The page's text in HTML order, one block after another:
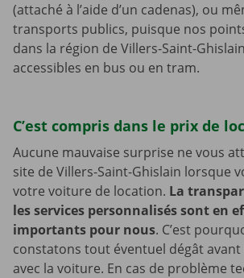
(attaché à l’aide d’un cadenas), ou
transports publics, puisque nos
dans la région de Villers-Saint-
accessibles en bus ou en tram.
C’est compris dans le prix de
Aucune mauvaise surprise ne vous
site de Villers-Saint-Ghislain lorsque
votre voiture de location. La
les services personnalisés sont en
importants pour nous. C’est
constatons tout éventuel dégât
avec la voiture. En cas de problème